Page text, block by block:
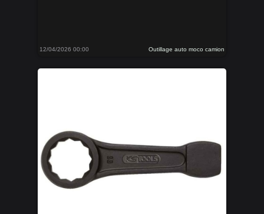
12/04/2026 00:00 Outillage auto moco camion